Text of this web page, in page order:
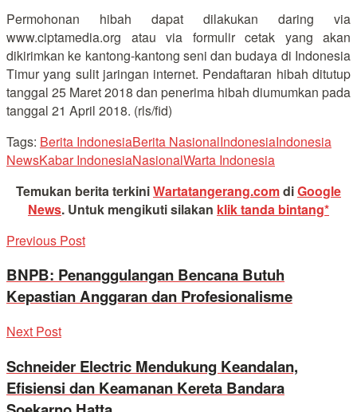
Permohonan hibah dapat dilakukan daring via
www.ciptamedia.org atau via formulir cetak yang akan
dikirimkan ke kantong-kantong seni dan budaya di Indonesia
Timur yang sulit jaringan internet. Pendaftaran hibah ditutup
tanggal 25 Maret 2018 dan penerima hibah diumumkan pada
tanggal 21 April 2018. (rls/fid)
Tags: Berita IndonesiaBerita NasionalIndonesiaIndonesia
NewsKabar IndonesiaNasionalWarta Indonesia
Temukan berita terkiniWartatangerang.comdiGoogle
News. Untuk mengikuti silakan klik tanda bintang*
Previous Post
BNPB: Penanggulangan Bencana Butuh
Kepastian Anggaran dan Profesionalisme
Next Post
Schneider Electric Mendukung Keandalan,
Efisiensi dan Keamanan Kereta Bandara